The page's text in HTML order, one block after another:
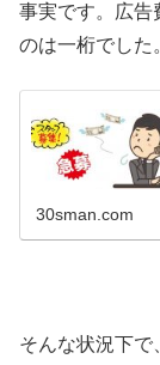
事実です。広告
のは一桁でした
30sman.com
そんな状況下で